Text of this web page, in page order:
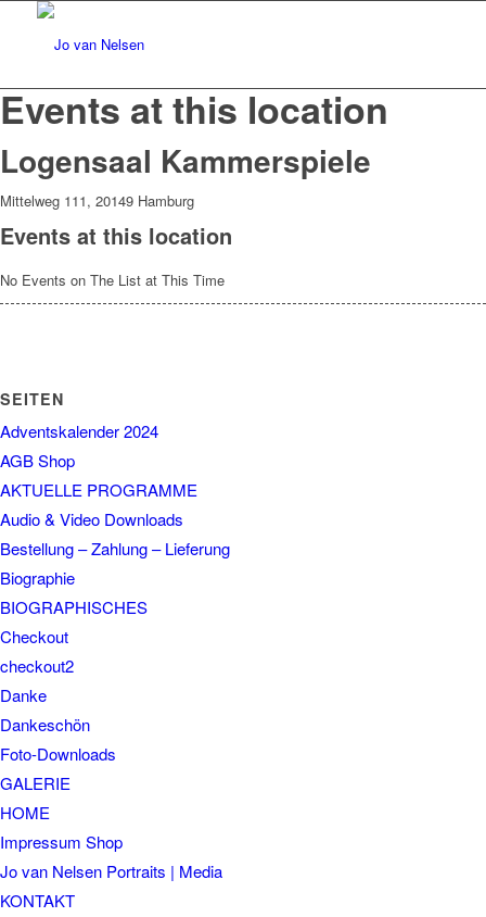
Events at this location
Logensaal Kammerspiele
Mittelweg 111, 20149 Hamburg
Events at this location
No Events on The List at This Time
SEITEN
Adventskalender 2024
AGB Shop
AKTUELLE PROGRAMME
Audio & Video Downloads
Bestellung – Zahlung – Lieferung
Biographie
BIOGRAPHISCHES
Checkout
checkout2
Danke
Dankeschön
Foto-Downloads
GALERIE
HOME
Impressum Shop
Jo van Nelsen Portraits | Media
KONTAKT